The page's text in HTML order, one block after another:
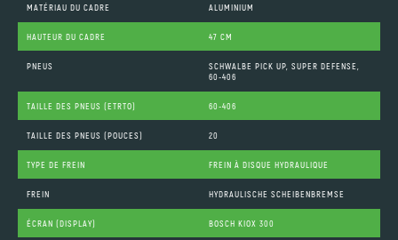
MATÉRIAU DU CADRE ALUMINIUM
HAUTEUR DU CADRE 47 CM
PNEUS
SCHWALBE PICK UP, SUPER DEFENSE,
60-406
TAILLE DES PNEUS (ETRTO) 60-406
TAILLE DES PNEUS (POUCES) 20
TYPE DE FREIN FREIN À DISQUE HYDRAULIQUE
FREIN HYDRAULISCHE SCHEIBENBREMSE
ÉCRAN (DISPLAY) BOSCH KIOX 300